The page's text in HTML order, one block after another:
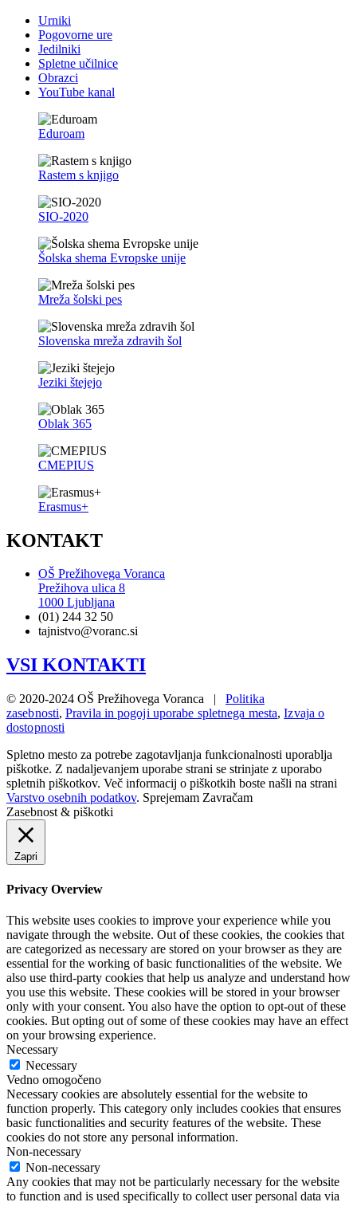
Urniki
Pogovorne ure
Jedilniki
Spletne učilnice
Obrazci
YouTube kanal
Eduroam
Rastem s knjigo
SIO-2020
Šolska shema Evropske unije
Mreža šolski pes
Slovenska mreža zdravih šol
Jeziki štejejo
Oblak 365
CMEPIUS
Erasmus+
KONTAKT
OŠ Prežihovega Voranca
Prežihova ulica 8
1000 Ljubljana
(01) 244 32 50
tajnistvo@voranc.si
VSI KONTAKTI
© 2020-2024 OŠ Prežihovega Voranca | Politika
zasebnosti, Pravila in pogoji uporabe spletnega mesta,Izvaja o
dostopnosti
Spletno mesto za potrebe zagotavljanja funkcionalnosti uporablja
piškotke. Z nadaljevanjem uporabe strani se strinjate z uporabo
spletnih piškotkov. Več informacij o piškotkih boste našli na strani
Varstvo osebnih podatkov. Sprejemam Zavračam
Zasebnost & piškotki
Zapri
Privacy Overview
This website uses cookies to improve your experience while you
navigate through the website. Out of these cookies, the cookies that
are categorized as necessary are stored on your browser as they are
essential for the working of basic functionalities of the website. We
also use third-party cookies that help us analyze and understand how
you use this website. These cookies will be stored in your browser
only with your consent. You also have the option to opt-out of these
cookies. But opting out of some of these cookies may have an effect
on your browsing experience.
Necessary
Necessary
Vedno omogočeno
Necessary cookies are absolutely essential for the website to
function properly. This category only includes cookies that ensures
basic functionalities and security features of the website. These
cookies do not store any personal information.
Non-necessary
Non-necessary
Any cookies that may not be particularly necessary for the website
to function and is used specifically to collect user personal data via